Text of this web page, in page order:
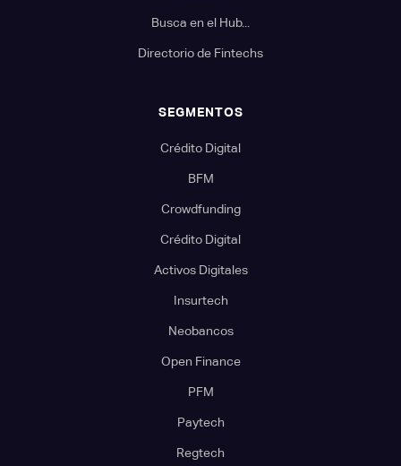
Busca en el Hub...
Directorio de Fintechs
SEGMENTOS
Crédito Digital
BFM
Crowdfunding
Crédito Digital
Activos Digitales
Insurtech
Neobancos
Open Finance
PFM
Paytech
Regtech